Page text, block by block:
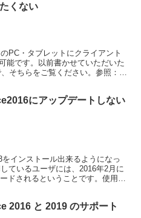
くない
PC・タブレットにクライアント
能です。以前書かせていただいた
そちらをご覧ください。参照：今
にアップデートしない
インストール出来るようになっ
ているユーザには、2016年2月に
ドされるということです。使用し
2016 と 2019 のサポート